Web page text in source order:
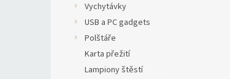
Vychytávky
USB a PC gadgets
Polštáře
Karta přežití
Lampiony štěstí